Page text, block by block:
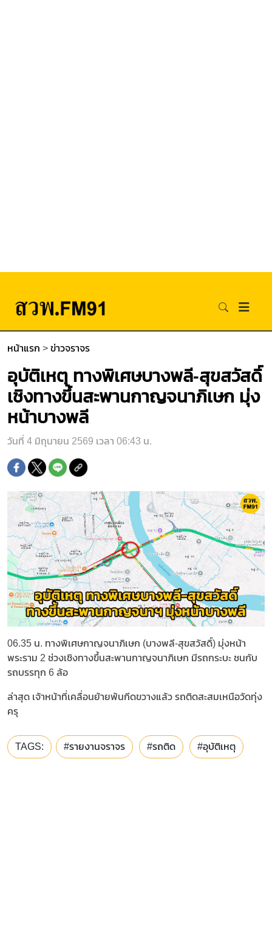
หน้าแรก > ข่าวจราจร
อุบัติเหตุ ทางพิเศษบางพลี-สุขสวัสดิ์
เชิงทางขึ้นสะพานกาญจนาภิเษก มุ่ง
หน้าบางพลี
วันที่ 4 มิถุนายน 2569 เวลา 06:43 น.
06.35 น. ทางพิเศษกาญจนาภิเษก (บางพลี-สุขสวัสดิ์) มุ่งหน้า
พระราม 2 ช่วงเชิงทางขึ้นสะพานกาญจนาภิเษก มีรถกระบะ ชนกับ
รถบรรทุก 6 ล้อ
ล่าสุด เจ้าหน้าที่เคลื่อนย้ายพ้นกีดขวางแล้ว รถติดสะสมเหนือวัดทุ่ง
ครุ
TAGS: #รายงานจราจร #รถติด #อุบัติเหตุ